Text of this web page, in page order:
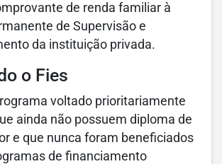
de renda familiar à
de Supervisão e
da instituição privada.
o Fies
voltado prioritariamente
ainda não possuem diploma de
e que nunca foram beneficiados
de financiamento